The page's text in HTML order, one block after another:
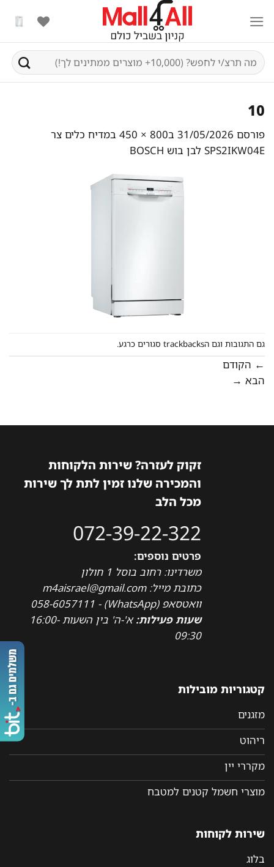
content
חיפוש
עבור:
10
פורסם 31/05/2026 ב800 × 450 במדיח כלים צר
SPS2IKW04E לבן בוש BOSCH
גם התגובות וגם הtrackbacks סגורים כרגע.
← הקודם
הבא →
זקוק לעזרה? שירות הלקוחות
והמכירה שלנו זמין לתת לך שירות
מכל הלב
072-39-22-322
פרטים נוספים:
משרדינו: רחוב בוסל 1 חולון
כתובת מייל: m4aisrael@gmail.com
וואטסאפ (WhatsApp) - 058-6057111
שעות פעילות:
א'-ה' בין השעות 16:00-
09:30
קטגוריות מובילות
מזגנים
ריהוט
מקררי יין
מוצרי חשמל קטנים למטבח
שירות לקוחות
בלוג